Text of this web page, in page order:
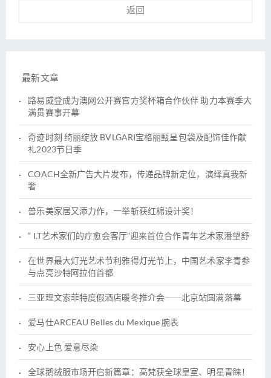
返回
最新文章
路易威登成为澳网公开赛官方奖杯箱合作伙伴 助力本赛季大
满贯赛事开幕
奇迹时刻 绮丽绽放 BVLGARI宝格丽甄呈包袋及配饰佳作献
礼2023节日季
COACH全新广告大片发布，传递品牌新定位，演绎真我新
奢
普乐美家居又添力作，一举斩获红棉设计奖！
“ I.T艺术家们的疗愈会客厅”迎来首位合作青年艺术家潘望舒
在世界最大灯光艺术节利雅得灯光节上，中国艺术家李青参
与点亮沙特阿拉伯首都
三亚理文索菲特度假酒店暖冬推介会――北京站圆满落幕
爱马仕ARCEAU Belles du Mexique 腕表
安心上色 爱意尽染
全球鹅绒服市场开启新篇章：高梵获全球皇室、明星青睐！